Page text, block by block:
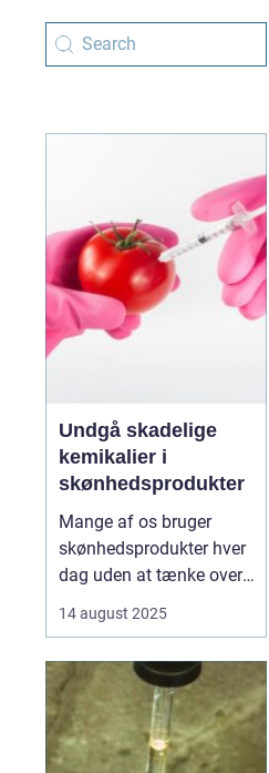
Undgå skadelige
kemikalier i
skønhedsprodukter
Mange af os bruger
skønhedsprodukter hver
dag uden at tænke over,
Kemikalier i cremer,
kan påvirke både hud og
helbred, og nogle stoffer
er forbundet med
allergier,
14 august 2025